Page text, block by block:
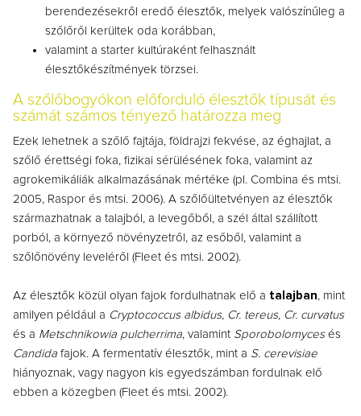
berendezésekről eredő élesztők, melyek valószínűleg a
szőlőről kerültek oda korábban,
valamint a starter kultúraként felhasznált
élesztőkészítmények törzsei.
A szőlőbogyókon előforduló élesztők típusát és
számát számos tényező határozza meg
Ezek lehetnek a szőlő fajtája, földrajzi fekvése, az éghajlat, a
szőlő érettségi foka, fizikai sérülésének foka, valamint az
agrokemikáliák alkalmazásának mértéke (pl. Combina és mtsi.
2005, Raspor és mtsi. 2006). A szőlőültetvényen az élesztők
származhatnak a talajból, a levegőből, a szél által szállított
porból, a környező növényzetről, az esőből, valamint a
szőlőnövény leveléről (Fleet és mtsi. 2002).
Az élesztők közül olyan fajok fordulhatnak elő a talajban, mint
amilyen például a Cryptococcus albidus, Cr. tereus, Cr. curvatus
és a Metschnikowia pulcherrima, valamint Sporobolomycesés
Candida fajok. A fermentatív élesztők, mint a S. cerevisiae
hiányoznak, vagy nagyon kis egyedszámban fordulnak elő
ebben a közegben (Fleet és mtsi. 2002).